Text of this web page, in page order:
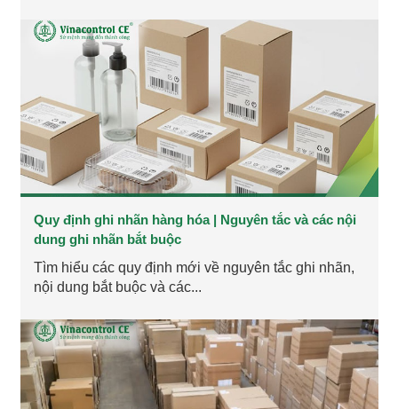
Quy định ghi nhãn hàng hóa | Nguyên tắc và các nội
dung ghi nhãn bắt buộc
Tìm hiểu các quy định mới về nguyên tắc ghi nhãn,
nội dung bắt buộc và các...